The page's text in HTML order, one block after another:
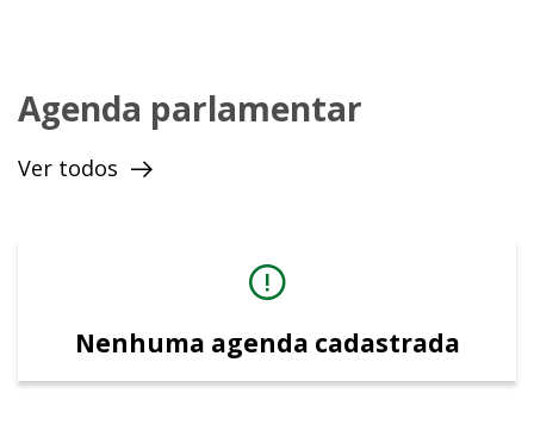
Agenda parlamentar
Ver todos
Nenhuma agenda cadastrada